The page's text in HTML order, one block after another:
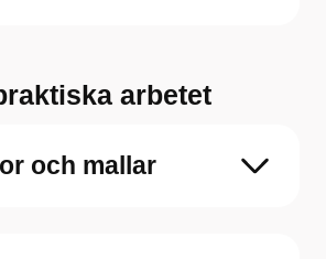
arbetet
och mallar